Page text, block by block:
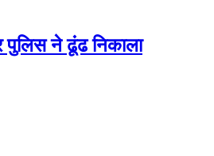
ने ढूंढ निकाला